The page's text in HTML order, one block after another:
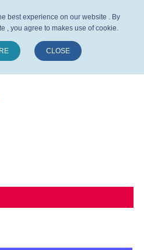
best experience on our website . By
, you agree to makes use of cookie.
CLOSE